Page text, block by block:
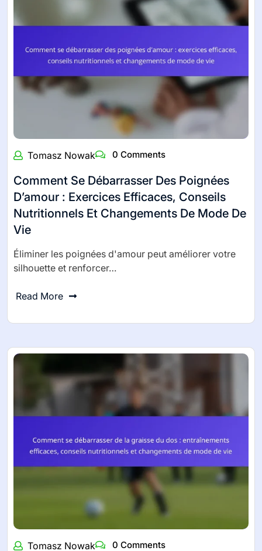
Tomasz Nowak 0 Comments
Comment Se Débarrasser Des Poignées
D’amour : Exercices Efficaces, Conseils
Nutritionnels Et Changements De Mode De
Vie
Éliminer les poignées d'amour peut améliorer votre
silhouette et renforcer…
Read More
Tomasz Nowak 0 Comments